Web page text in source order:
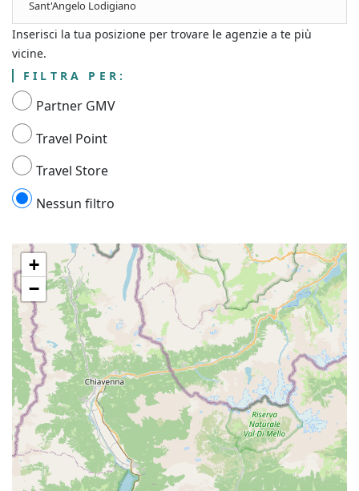
Sant'Angelo Lodigiano
Inserisci la tua posizione per trovare le agenzie a te più
vicine.
FILTRA PER:
Partner GMV
Travel Point
Travel Store
Nessun filtro
+
−